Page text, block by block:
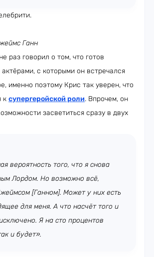
Ганн
раз говорил о том, что готов
актёрами, с которыми он встречался
именно поэтому Крис так уверен, что
к супергеройской роли. Впрочем, он
засветиться сразу в двух
вероятность того, что я снова
Лордом. Но возможно всё,
[Ганном]. Может у них есть
для меня. А что насчёт того и
Я на сто процентов
и будет».